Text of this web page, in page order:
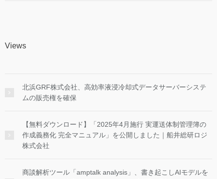
Views
北浜GRF株式会社、高効率液浸冷却式データサーバーシステ
ムの販売権を確保
【無料ダウンロード】「2025年4月施行 実運送体制管理簿の
作成義務化 完全マニュアル」を公開しました｜船井総研ロジ
株式会社
商談解析ツール「amptalk analysis」、書き起こしAIモデルを